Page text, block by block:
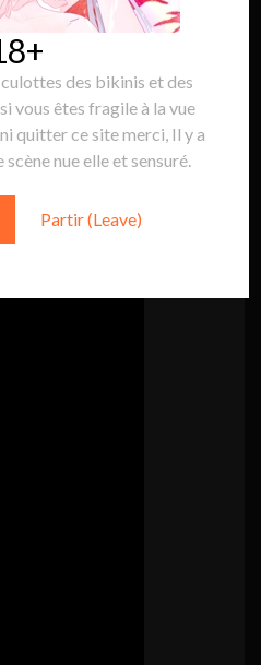
des bikinis et des
vous êtes fragile à la vue
quitter ce site merci, Il y a
scène nue elle et sensuré.
Partir (Leave)
Game:Suivre
VIDÉO